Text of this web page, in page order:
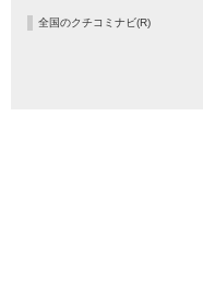
全国のクチコミナビ(R)